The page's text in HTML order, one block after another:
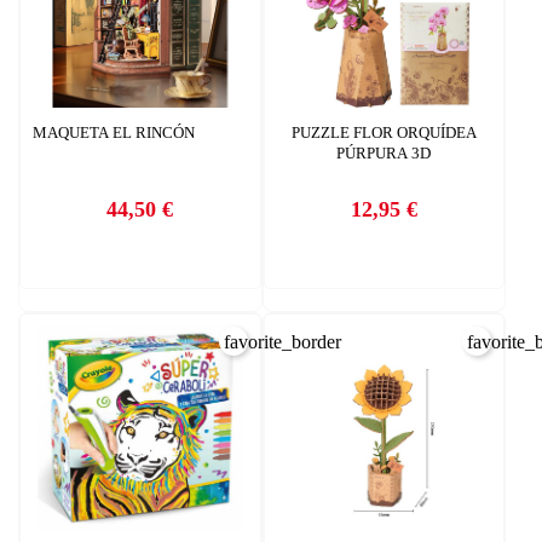
MAQUETA EL RINCÓN
Precio
44,50 €
PUZZLE FLOR ORQUÍDEA
PÚRPURA 3D
Precio
12,95 €
favorite_border